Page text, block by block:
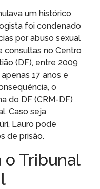
um histórico
foi condenado
por abuso sexual
consultas no Centro
(DF), entre 2009
17 anos e
o
do DF (CRM-DF)
Caso seja
Lauro pode
de prisão.
Tribunal